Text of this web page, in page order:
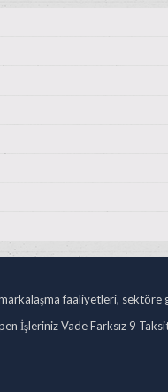
faaliyetleri,
İşleriniz Vade Farksız 9